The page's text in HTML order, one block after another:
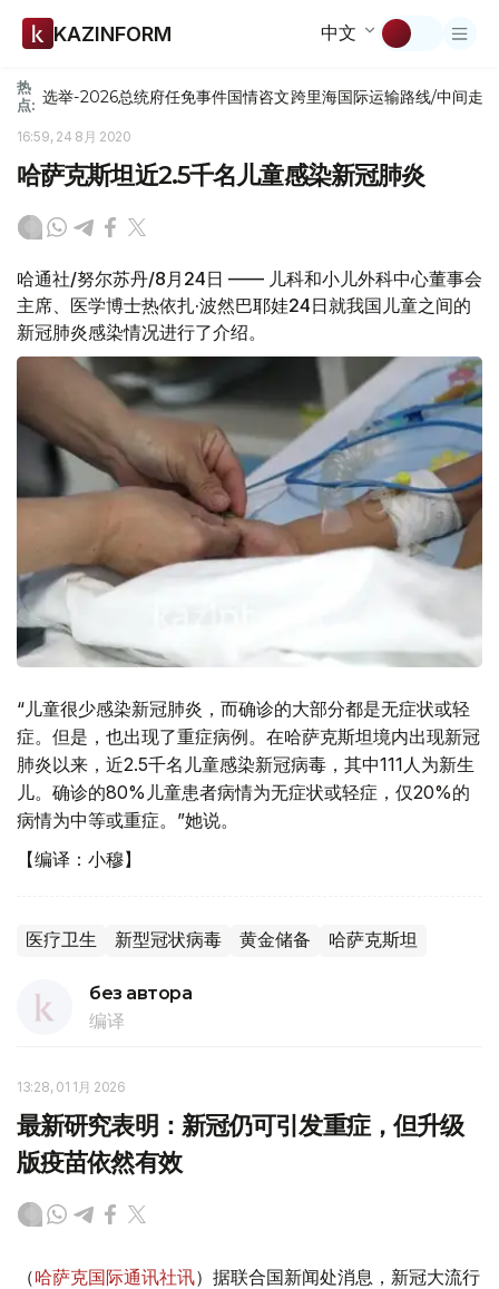
KAZINFORM 中文
热
点: 选举-2026总统府任免事件国情咨文跨里海国际运输路线/中间走廊
16:59, 24 8月 2020
哈萨克斯坦近2.5千名儿童感染新冠肺炎
哈通社/努尔苏丹/8月24日 —— 儿科和小儿外科中心董事会
主席、医学博士热依扎·波然巴耶娃24日就我国儿童之间的
新冠肺炎感染情况进行了介绍。
“儿童很少感染新冠肺炎，而确诊的大部分都是无症状或轻
症。但是，也出现了重症病例。在哈萨克斯坦境内出现新冠
肺炎以来，近2.5千名儿童感染新冠病毒，其中111人为新生
儿。确诊的80%儿童患者病情为无症状或轻症，仅20%的
病情为中等或重症。”她说。
【编译：小穆】
医疗卫生 新型冠状病毒 黄金储备 哈萨克斯坦
без автора
编译
13:28, 01 1月 2026
最新研究表明：新冠仍可引发重症，但升级
版疫苗依然有效
（哈萨克国际通讯社讯）据联合国新闻处消息，新冠大流行